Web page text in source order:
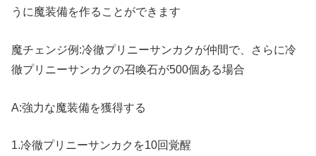
うに魔装備を作ることができます
魔チェンジ例:冷徹プリニーサンカクが仲間で、さらに冷
徹プリニーサンカクの召喚石が500個ある場合
A:強力な魔装備を獲得する
1.冷徹プリニーサンカクを10回覚醒